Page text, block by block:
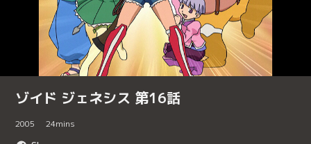
ゾイド ジェネシス 第16話
2005 24mins